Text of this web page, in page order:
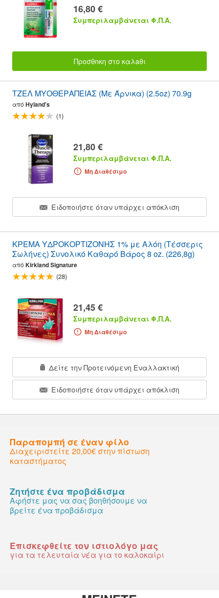
16,80 €
Συμπεριλαμβάνεται Φ.Π.Α.
Προσθnκη στο καλaθι
ΤΖΕΛ ΜΥΟΘΕΡΑΠΕΙΑΣ (Με Άρνικα) (2.5oz) 70.9g
από Hyland's
(1)
21,80 €
Συμπεριλαμβάνεται Φ.Π.Α.
Μη Διαθέσιμο
Ειδοποιήστε όταν υπάρχει απόκλιση
ΚΡΕΜΑ ΥΔΡΟΚΟΡΤΙΖΟΝΗΣ 1% με Αλόη (Τέσσερις
Σωλήνες) Συνολικό Καθαρό Βάρος 8 oz. (226,8g)
από Kirkland Signature
(28)
21,45 €
Συμπεριλαμβάνεται Φ.Π.Α.
Μη Διαθέσιμο
Δείτε την Προτεινόμενη Εναλλακτική
Ειδοποιήστε όταν υπάρχει απόκλιση
Παραπομπή σε έναν φίλο
Διαχειριστείτε 20,00€ στην πίστωση
καταστήματος
Ζητήστε ένα προβάδισμα
Αφήστε μας να σας βοηθήσουμε να
βρείτε ένα προβάδισμα
Επισκεφθείτε τον ιστιολόγο μας
για τα τελευταία νέα για το καλοκαίρι